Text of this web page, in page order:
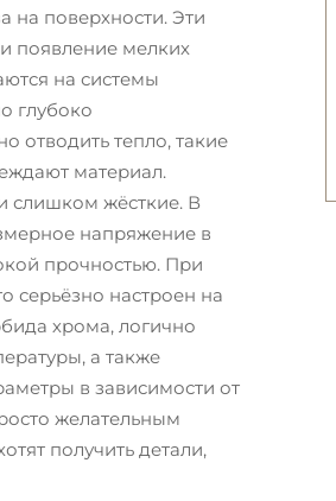
на поверхности. Эти
появление мелких
на системы
глубоко
отводить тепло, такие
материал.
слишком жёсткие. В
напряжение в
прочностью. При
серьёзно настроен на
хрома, логично
а также
в зависимости от
желательным
получить детали,